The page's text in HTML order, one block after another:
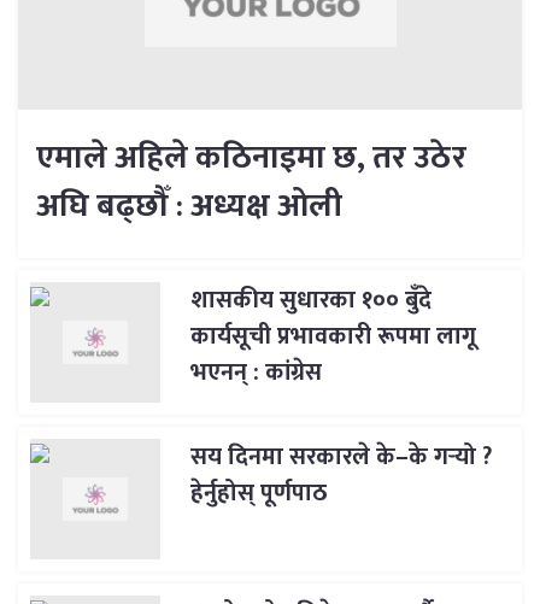
एमाले अहिले कठिनाइमा छ, तर उठेर
अघि बढ्छौँ : अध्यक्ष ओली
शासकीय सुधारका १०० बुँदे
कार्यसूची प्रभावकारी रूपमा लागू
भएनन् : कांग्रेस
सय दिनमा सरकारले के–के गर्‍यो ?
हेर्नुहोस् पूर्णपाठ